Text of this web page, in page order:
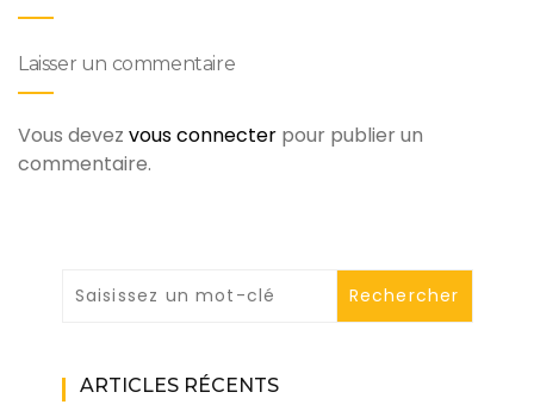
Laisser un commentaire
Vous devez vous connecter pour publier un
commentaire.
ARTICLES RÉCENTS